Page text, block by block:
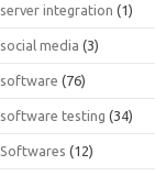
server integration (1)
social media (3)
software (76)
software testing (34)
Softwares (12)